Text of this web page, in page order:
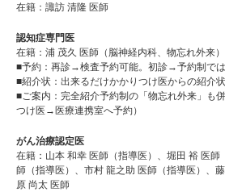
在籍：諏訪 清隆 医師
認知症専門医
在籍：浦 茂久 医師（脳神経内科、物忘れ外来）
■予約：再診→検査予約可能。初診→予約制では
■紹介状：出来るだけかかりつけ医からの紹介
■ご案内：完全紹介予約制の「物忘れ外来」も
つけ医→医療連携室へ予約）
がん治療認定医
在籍：⼭本 和幸 医師（指導医）、堀⽥ 裕 医師
師（指導医）、市村 ⿓之助 医師（指導医）、
原 尚太 医師